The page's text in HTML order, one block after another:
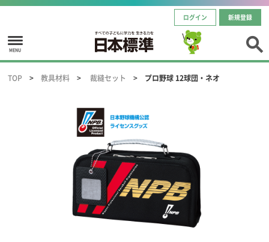
ログイン 新規登録
MENU
TOP 教具材料 裁縫セット プロ野球 12球団・ネオ